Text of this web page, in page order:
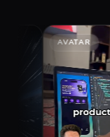
AVATAR